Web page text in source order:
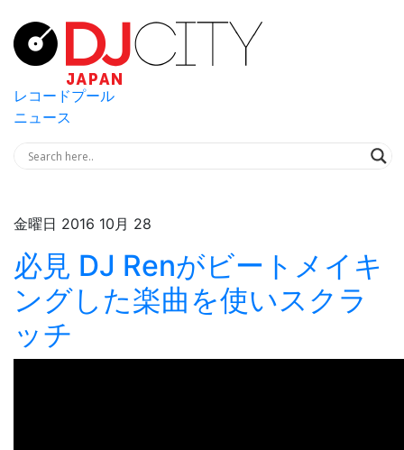
レコードプール
ニュース
金曜日 2016 10月 28
必見 DJ Renがビートメイキ
ングした楽曲を使いスクラ
ッチ